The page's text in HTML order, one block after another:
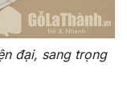
đại, sang trọng